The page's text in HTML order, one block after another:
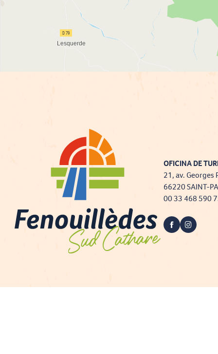
OFICINA DE
21, av. Georges
66220 SAINT-
00 33 468 590